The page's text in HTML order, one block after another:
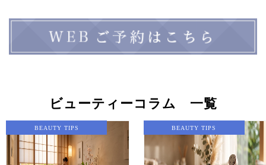
ビューティーコラム 一覧
BEAUTY TIPS BEAUTY TIPS